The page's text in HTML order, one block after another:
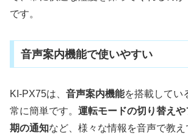
です。
音声案内機能で使いやすい
KI-PX75は、 音声案内機能を搭載してい
常に簡単です。 運転モードの切り替え
期の通知など、様々な情報を音声で教